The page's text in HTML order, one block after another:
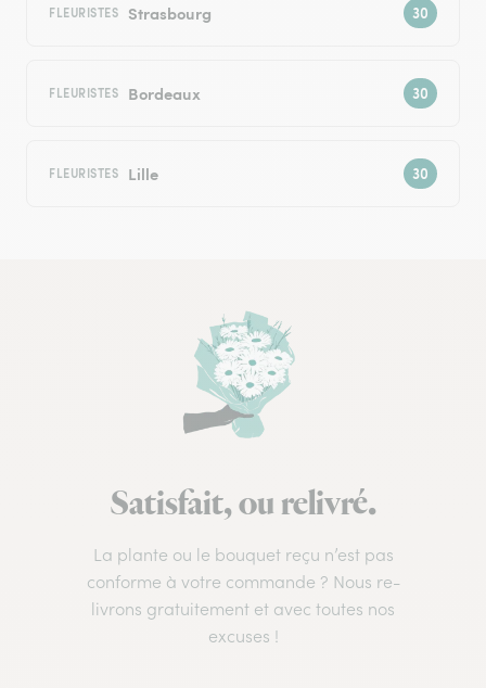
FLEURISTES Strasbourg
FLEURISTES Bordeaux
FLEURISTES Lille
Satisfait, ou relivré.
La plante ou le bouquet reçu n’est pas
conforme à votre commande ? Nous re-
livrons gratuitement et avec toutes nos
excuses !